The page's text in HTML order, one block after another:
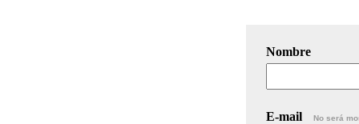
Nombre
E-mail No será